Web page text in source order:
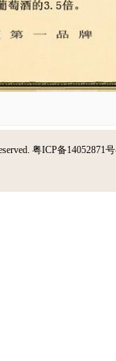
粤ICP备14052871